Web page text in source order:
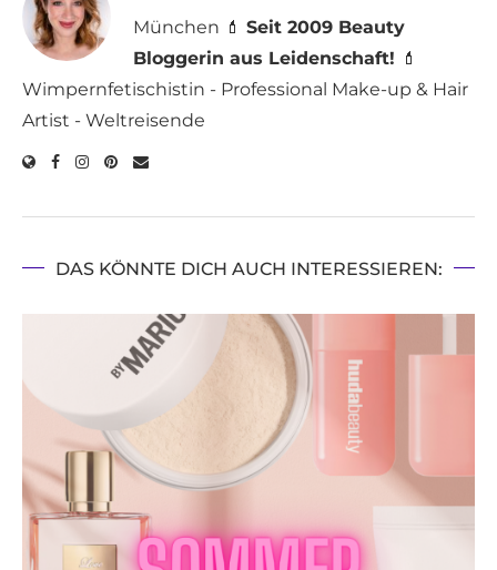
München 💄 Seit 2009 Beauty
Bloggerin aus Leidenschaft! 💄
Wimpernfetischistin - Professional Make-up & Hair
Artist - Weltreisende
DAS KÖNNTE DICH AUCH INTERESSIEREN: